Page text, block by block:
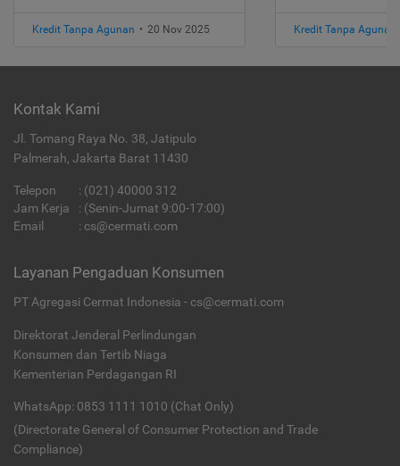
Kredit Tanpa Agunan • 20 Nov 2025 Kredit Tanpa Agunan
Kontak Kami
Jl. Tomang Raya No. 38, Jatipulo
Palmerah, Jakarta Barat 11430
Telepon : (021) 40000 312
Jam Kerja
: (Senin-Jumat 9:00-17:00)
Email
: cs@cermati.com
Layanan Pengaduan Konsumen
PT Agregasi Cermat Indonesia - cs@cermati.com
Direktorat Jenderal Perlindungan
Konsumen dan Tertib Niaga
Kementerian Perdagangan RI
WhatsApp: 0853 1111 1010 (Chat Only)
(Directorate General of Consumer Protection and Trade
Compliance)